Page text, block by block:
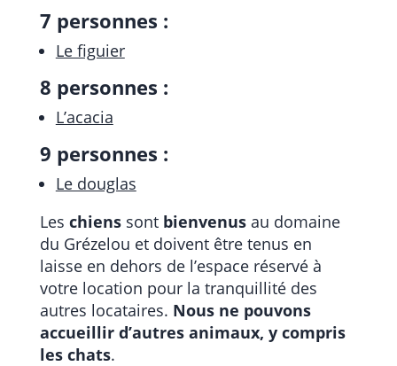
7 personnes :
Le figuier
8 personnes :
L’acacia
9 personnes :
Le douglas
Les chienssont bienvenusau domaine
du Grézelou et doivent être tenus en
laisse en dehors de l’espace réservé à
votre location pour la tranquillité des
autres locataires. Nous ne pouvons
accueillir d’autres animaux, y compris
les chats.